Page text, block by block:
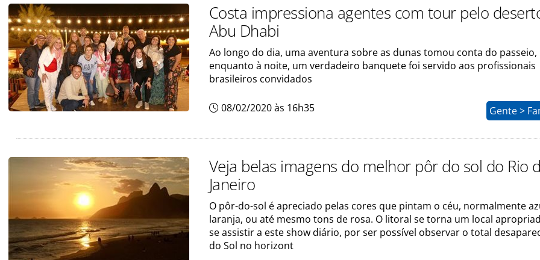
Costa impressiona agentes com tour pelo
Abu Dhabi
Ao longo do dia, uma aventura sobre as dunas tomou conta do passeio,
enquanto à noite, um verdadeiro banquete foi servido aos profissionais
brasileiros convidados
08/02/2020 às 16h35 Gente >
Veja belas imagens do melhor pôr do sol do Rio
Janeiro
O pôr-do-sol é apreciado pelas cores que pintam o céu, normalmente
laranja, ou até mesmo tons de rosa. O litoral se torna um local
se assistir a este show diário, por ser possível observar o total
do Sol no horizont